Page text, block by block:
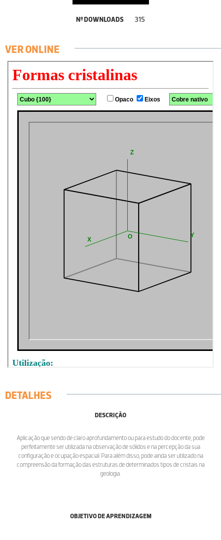
Nº DOWNLOADS 315
VER ONLINE
DETALHES
DESCRIÇÃO
Aplicação que sendo de claro aprofundamento ou para estudo do docente, pode
perfeitamente ser utilizada na observação de sólidos e na percepção da sua
configuração e ocupação espacial. Para além disso, pode ainda ser utilizado na
compreensão da formação das estruturas de determinados tipos de cristais na
geologia.
OBJETIVO DE APRENDIZAGEM